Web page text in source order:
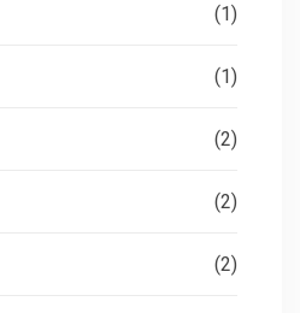
(1)
(1)
(2)
(2)
(2)